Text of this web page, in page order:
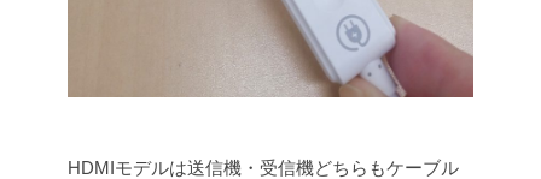
HDMIモデルは送信機・受信機どちらもケーブル